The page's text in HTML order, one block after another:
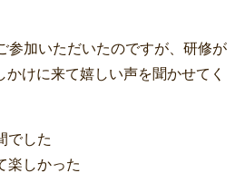
参加いただいたのですが、研修が
けに来て嬉しい声を聞かせてく
でした
楽しかった